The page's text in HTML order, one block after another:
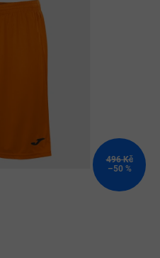
496 Kč
–50 %